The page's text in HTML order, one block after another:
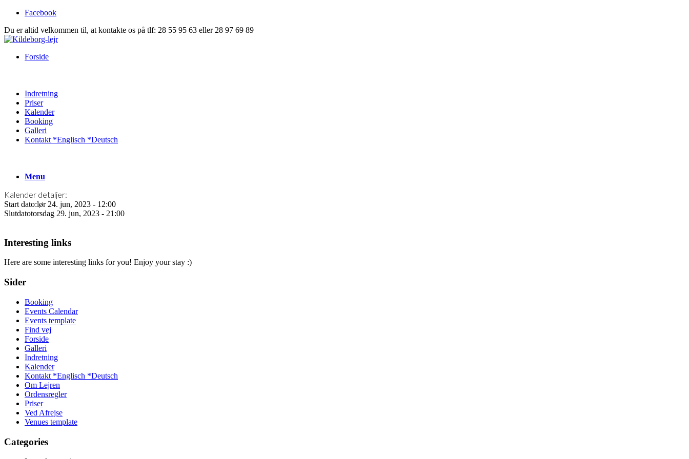
Facebook
Du er altid velkommen til, at kontakte os på tlf: 28 55 95 63 eller 28 97 69 89
Forside
Indretning
Priser
Kalender
Booking
Galleri
Kontakt *Englisch *Deutsch
Menu
Kalender detaljer:
Start dato:lør 24. jun, 2023 - 12:00
Slutdatotorsdag 29. jun, 2023 - 21:00
Interesting links
Here are some interesting links for you! Enjoy your stay :)
Sider
Booking
Events Calendar
Events template
Find vej
Forside
Galleri
Indretning
Kalender
Kontakt *Englisch *Deutsch
Om Lejren
Ordensregler
Priser
Ved Afrejse
Venues template
Categories